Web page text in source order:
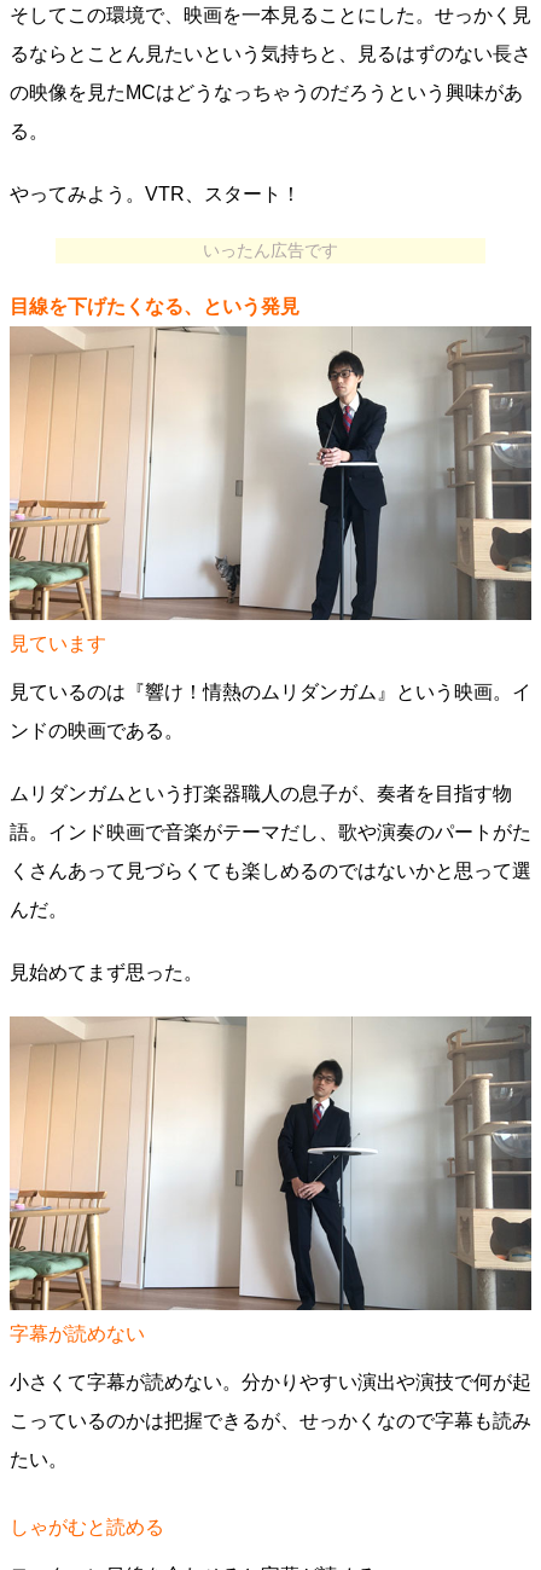
そしてこの環境で、映画を一本見ることにした。せっかく見
るならとことん見たいという気持ちと、見るはずのない長さ
の映像を見たMCはどうなっちゃうのだろうという興味があ
る。
やってみよう。VTR、スタート！
いったん広告です
目線を下げたくなる、という発見
見ています
見ているのは『響け！情熱のムリダンガム』という映画。イ
ンドの映画である。
ムリダンガムという打楽器職人の息子が、奏者を目指す物
語。インド映画で音楽がテーマだし、歌や演奏のパートがた
くさんあって見づらくても楽しめるのではないかと思って選
んだ。
見始めてまず思った。
字幕が読めない
小さくて字幕が読めない。分かりやすい演出や演技で何が起
こっているのかは把握できるが、せっかくなので字幕も読み
たい。
しゃがむと読める